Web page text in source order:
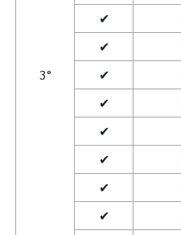
3°
✔
✔
✔
✔
✔
✔
✔
✔